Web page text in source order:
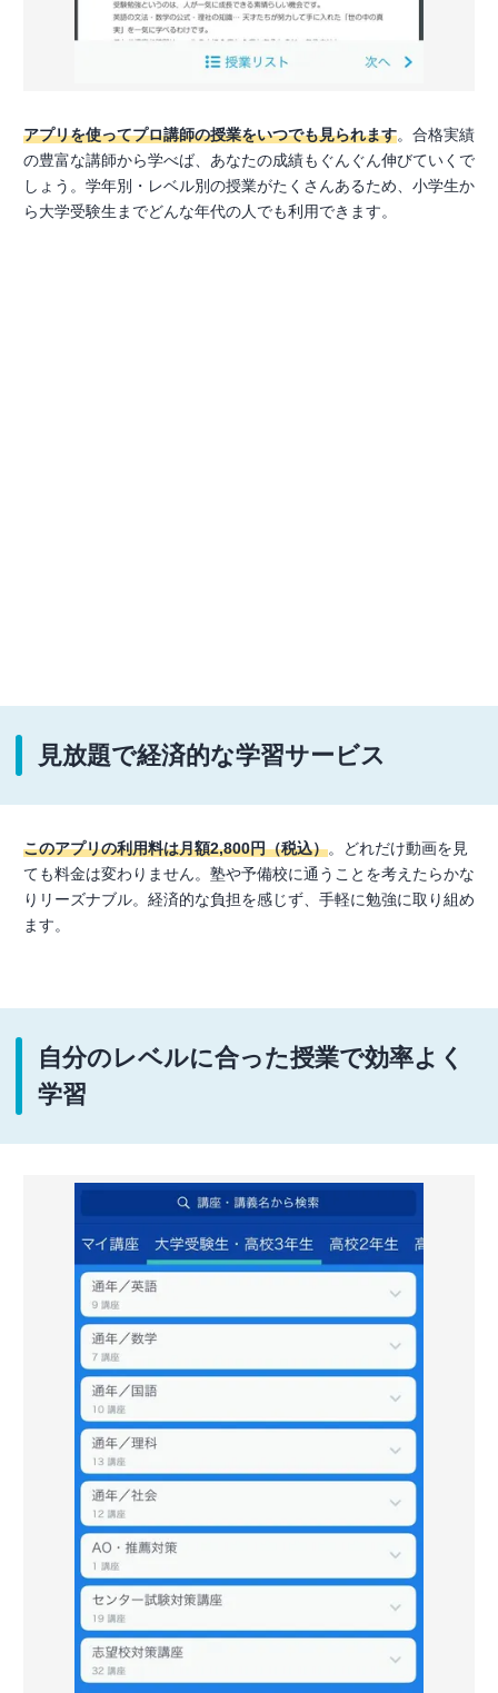
アプリを使ってプロ講師の授業をいつでも見られます。合格実績
の豊富な講師から学べば、あなたの成績もぐんぐん伸びていくで
しょう。学年別・レベル別の授業がたくさんあるため、小学生か
ら大学受験生までどんな年代の人でも利用できます。
見放題で経済的な学習サービス
このアプリの利用料は月額2,800円（税込）。どれだけ動画を見
ても料金は変わりません。塾や予備校に通うことを考えたらかな
りリーズナブル。経済的な負担を感じず、手軽に勉強に取り組め
ます。
自分のレベルに合った授業で効率よく
学習